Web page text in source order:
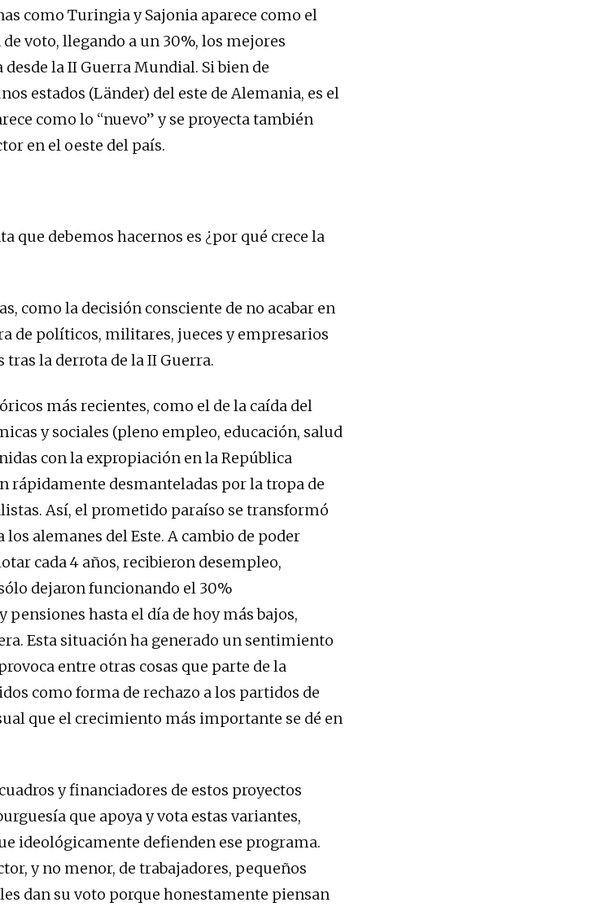
como Turingia y Sajonia aparece como el
voto, llegando a un 30%, los mejores
la II Guerra Mundial. Si bien de
estados (Länder) del este de Alemania, es el
como lo “nuevo” y se proyecta también
en el oeste del país.
que debemos hacernos es ¿por qué crece la
como la decisión consciente de no acabar en
de políticos, militares, jueces y empresarios
la derrota de la II Guerra.
más recientes, como el de la caída del
y sociales (pleno empleo, educación, salud
con la expropiación en la República
rápidamente desmanteladas por la tropa de
Así, el prometido paraíso se transformó
alemanes del Este. A cambio de poder
cada 4 años, recibieron desempleo,
dejaron funcionando el 30%
hasta el día de hoy más bajos,
Esta situación ha generado un sentimiento
entre otras cosas que parte de la
como forma de rechazo a los partidos de
que el crecimiento más importante se dé en
y financiadores de estos proyectos
que apoya y vota estas variantes,
ideológicamente defienden ese programa.
y no menor, de trabajadores, pequeños
dan su voto porque honestamente piensan